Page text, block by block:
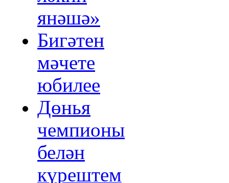
янәшә»
Бигәтен
мәчете
юбилее
Дөнья
чемпионы
белән
күрештем